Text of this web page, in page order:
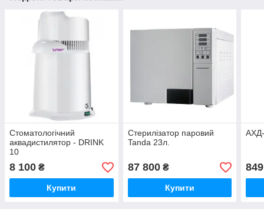
Стоматологічний
аквадистилятор - DRINK
10
8 100 ₴
Купити
Стерилізатор паровий
Tanda 23л.
87 800₴
Купити
849